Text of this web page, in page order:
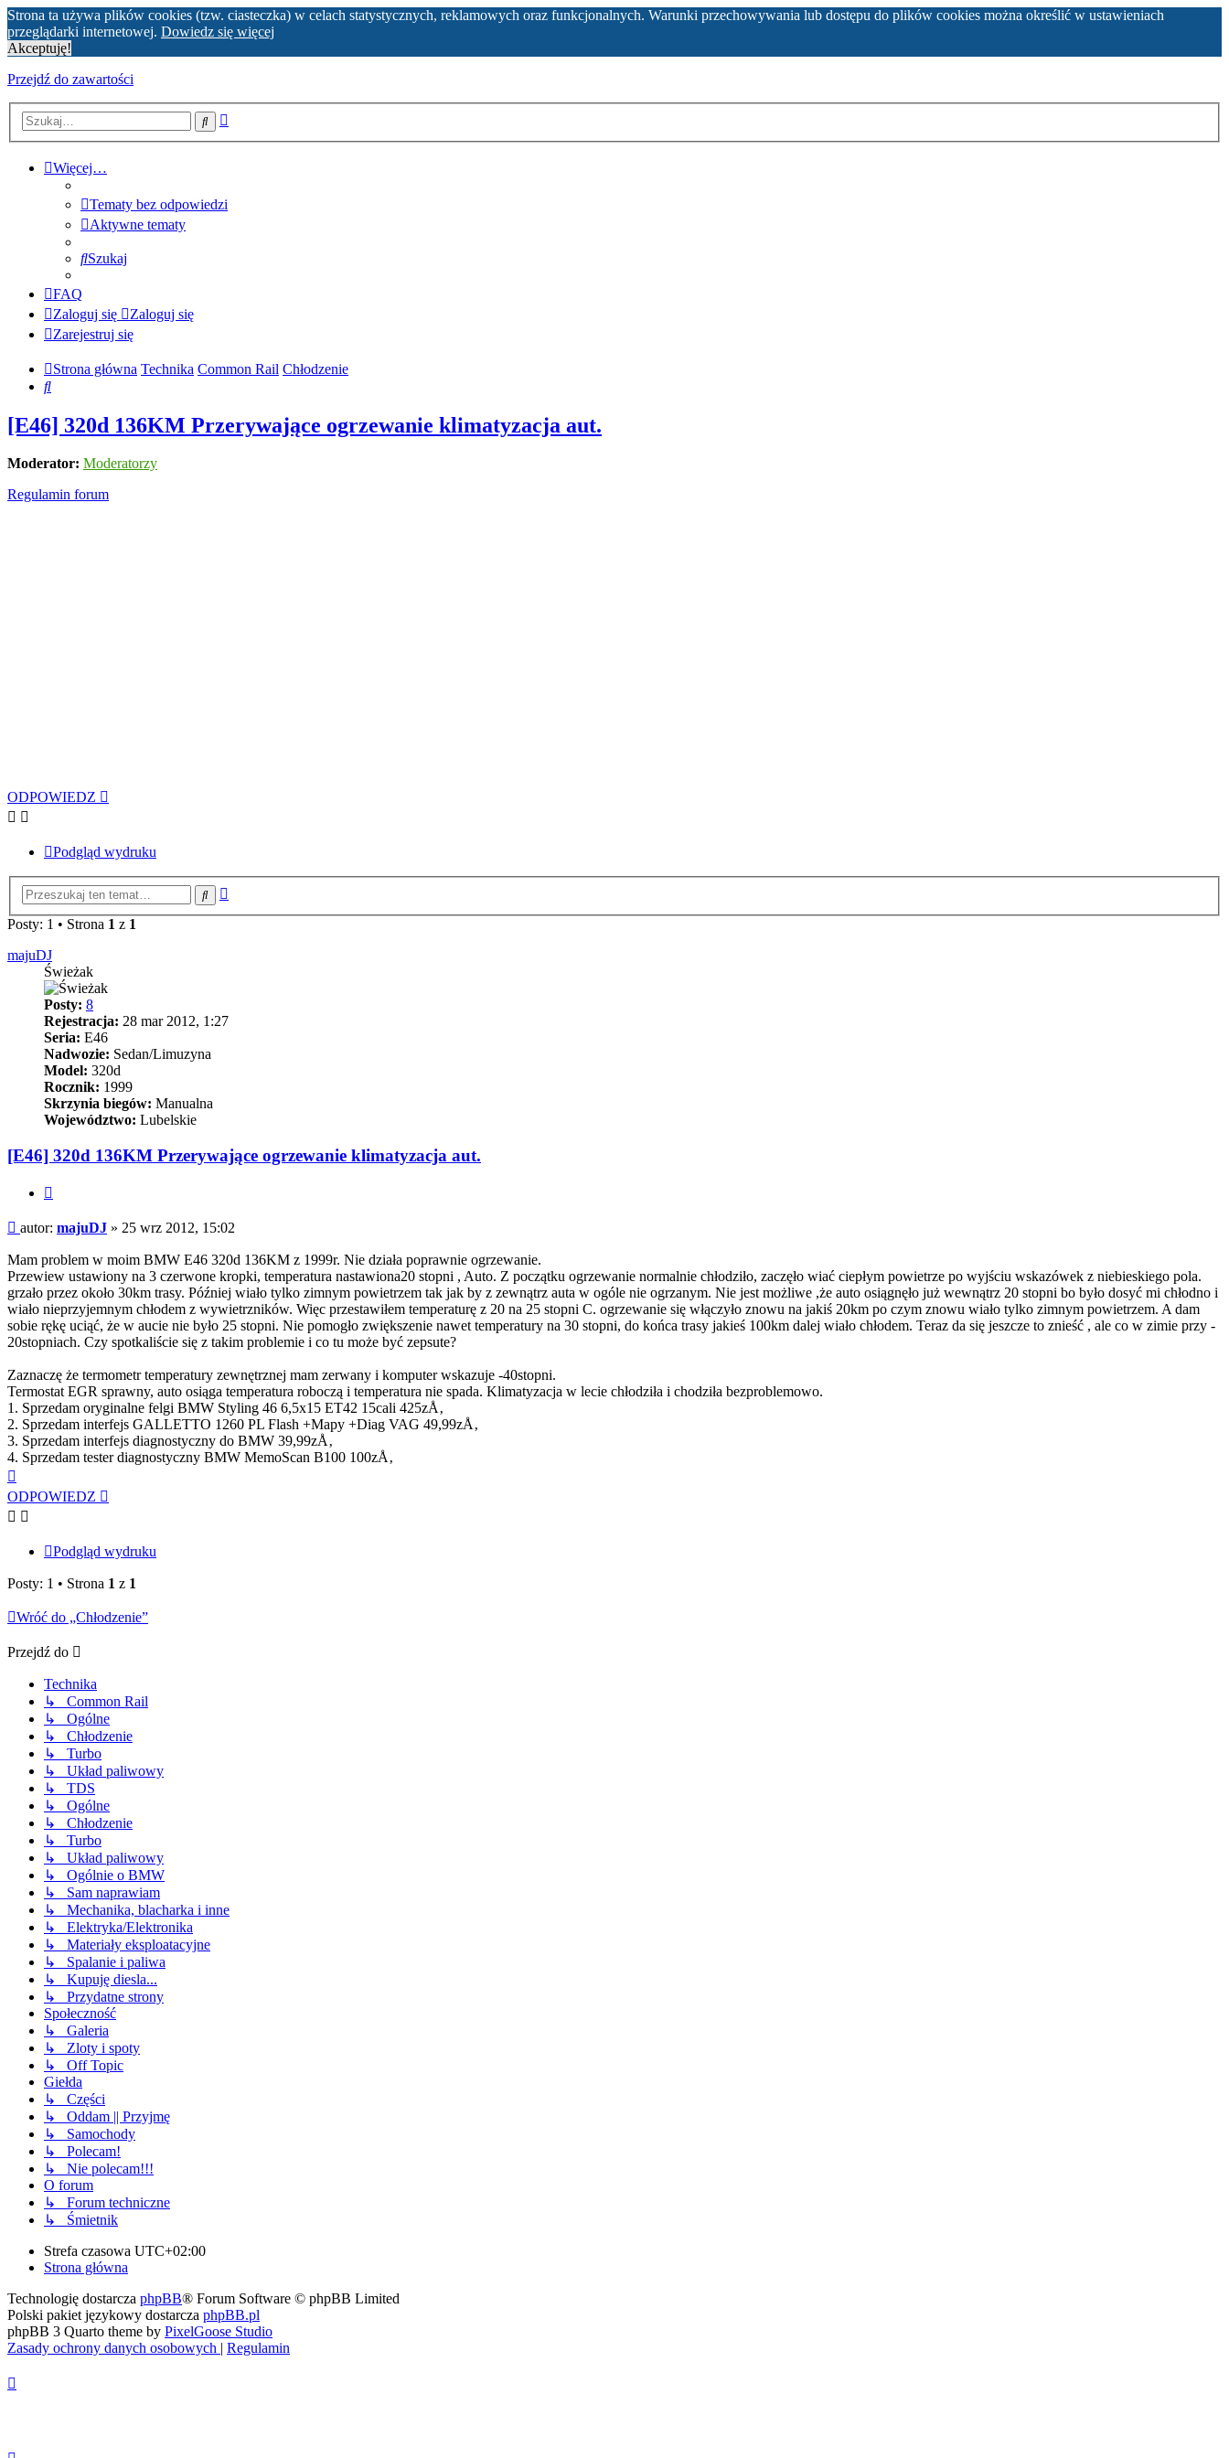
Strona ta używa plików cookies (tzw. ciasteczka) w celach statystycznych, reklamowych oraz funkcjonalnych. Warunki przechowywania lub dostępu do plików cookies można określić w ustawieniach
przeglądarki internetowej. Dowiedz się więcej
Akceptuję!
Przejdź do zawartości
Szukaj
Więcej…
Tematy bez odpowiedzi
Aktywne tematy
Szukaj
FAQ
Zaloguj się
Zaloguj się
Zarejestruj się
Strona główna Technika Common Rail Chłodzenie
Szukaj
[E46] 320d 136KM Przerywające ogrzewanie klimatyzacja aut.
Moderator: Moderatorzy
Regulamin forum
ODPOWIEDZ
Podgląd wydruku
Szukaj
Posty: 1 • Strona 1 z 1
majuDJ
Świeżak
Posty: 8
Rejestracja: 28 mar 2012, 1:27
Seria: E46
Nadwozie: Sedan/Limuzyna
Model: 320d
Rocznik: 1999
Skrzynia biegów: Manualna
Województwo: Lubelskie
[E46] 320d 136KM Przerywające ogrzewanie klimatyzacja aut.
Post
autor: majuDJ » 25 wrz 2012, 15:02
Mam problem w moim BMW E46 320d 136KM z 1999r. Nie działa poprawnie ogrzewanie.
Przewiew ustawiony na 3 czerwone kropki, temperatura nastawiona20 stopni , Auto. Z początku ogrzewanie normalnie chłodziło, zaczęło wiać ciepłym powietrze po wyjściu wskazówek z niebieskiego pola.
grzało przez około 30km trasy. Później wiało tylko zimnym powietrzem tak jak by z zewnątrz auta w ogóle nie ogrzanym. Nie jest możliwe ,że auto osiągnęło już wewnątrz 20 stopni bo było dosyć mi chłodno i
wiało nieprzyjemnym chłodem z wywietrzników. Więc przestawiłem temperaturę z 20 na 25 stopni C. ogrzewanie się włączyło znowu na jakiś 20km po czym znowu wiało tylko zimnym powietrzem. A dam
sobie rękę uciąć, że w aucie nie było 25 stopni. Nie pomogło zwiększenie nawet temperatury na 30 stopni, do końca trasy jakieś 100km dalej wiało chłodem. Teraz da się jeszcze to znieść , ale co w zimie przy -
20stopniach. Czy spotkaliście się z takim problemie i co tu może być zepsute?
Zaznaczę że termometr temperatury zewnętrznej mam zerwany i komputer wskazuje -40stopni.
Termostat EGR sprawny, auto osiąga temperatura roboczą i temperatura nie spada. Klimatyzacja w lecie chłodziła i chodziła bezproblemowo.
1. Sprzedam oryginalne felgi BMW Styling 46 6,5x15 ET42 15cali 425zÅ‚
2. Sprzedam interfejs GALLETTO 1260 PL Flash +Mapy +Diag VAG 49,99zÅ‚
3. Sprzedam interfejs diagnostyczny do BMW 39,99zÅ‚
4. Sprzedam tester diagnostyczny BMW MemoScan B100 100zÅ‚
górę
ODPOWIEDZ
Podgląd wydruku
Posty: 1 • Strona 1 z 1
Wróć do „Chłodzenie”
Przejdź do
Technika
↳ Common Rail
↳ Ogólne
↳ Chłodzenie
↳ Turbo
↳ Układ paliwowy
↳ TDS
↳ Ogólne
↳ Chłodzenie
↳ Turbo
↳ Układ paliwowy
↳ Ogólnie o BMW
↳ Sam naprawiam
↳ Mechanika, blacharka i inne
↳ Elektryka/Elektronika
↳ Materiały eksploatacyjne
↳ Spalanie i paliwa
↳ Kupuję diesla...
↳ Przydatne strony
Społeczność
↳ Galeria
↳ Zloty i spoty
↳ Off Topic
Giełda
↳ Części
↳ Oddam || Przyjmę
↳ Samochody
↳ Polecam!
↳ Nie polecam!!!
O forum
↳ Forum techniczne
↳ Śmietnik
Strefa czasowa UTC+02:00
Strona główna
Technologię dostarcza phpBB® Forum Software © phpBB Limited
Polski pakiet językowy dostarcza phpBB.pl
phpBB 3 Quarto theme by PixelGoose Studio
Zasady ochrony danych osobowych | Regulamin